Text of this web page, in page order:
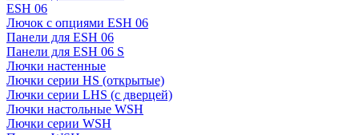
ESH 06
Лючок с опциями ESH 06
Панели для ESH 06
Панели для ESH 06 S
Лючки настенные
Лючки серии HS (открытые)
Лючки серии LHS (с дверцей)
Лючки настольные WSH
Лючки серии WSH